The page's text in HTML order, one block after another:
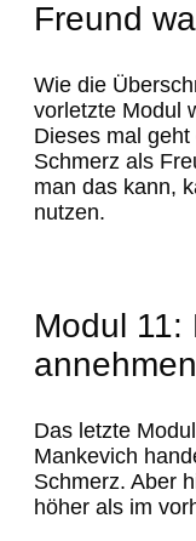
Freund
Wie die
vorletzte Modul
Dieses mal
Schmerz als
man das kann,
nutzen.
Modul 11:
annehmen
Das letzte
Mankevich
Schmerz. Aber
höher als im